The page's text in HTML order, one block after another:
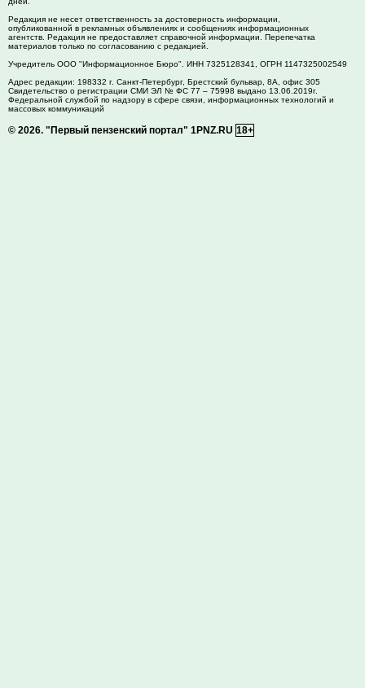
Редакция не несет ответственность за достоверность информации,
опубликованной в рекламных объявлениях и сообщениях информационных
агентств. Редакция не предоставляет справочной информации. Перепечатка
материалов только по согласованию с редакцией.
Учредитель ООО "Информационное Бюро". ИНН 7325128341, ОГРН 1147325002549
Адрес редакции: 198332 г. Санкт-Петербург, Брестский бульвар, 8А, офис 305
Свидетельство о регистрации СМИ ЭЛ № ФС 77 – 75998 выдано 13.06.2019г.
Федеральной службой по надзору в сфере связи, информационных технологий и
массовых коммуникаций
© 2026. "Первый пензенский портал" 1PNZ.RU 18+